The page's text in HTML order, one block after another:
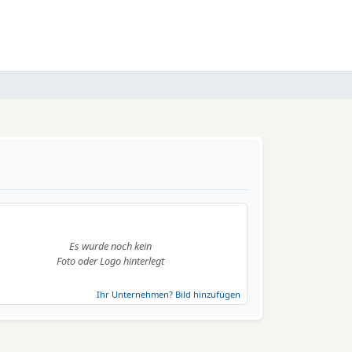
Es wurde noch kein
Foto oder Logo hinterlegt
Ihr Unternehmen? Bild hinzufügen